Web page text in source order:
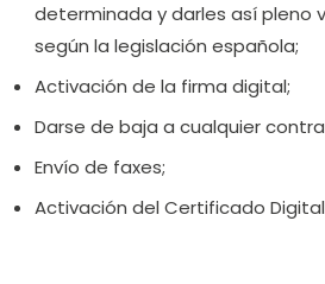
determinada y darles así pleno
según la legislación española;
Activación de la firma digital;
Darse de baja a cualquier
Envío de faxes;
Activación del Certificado